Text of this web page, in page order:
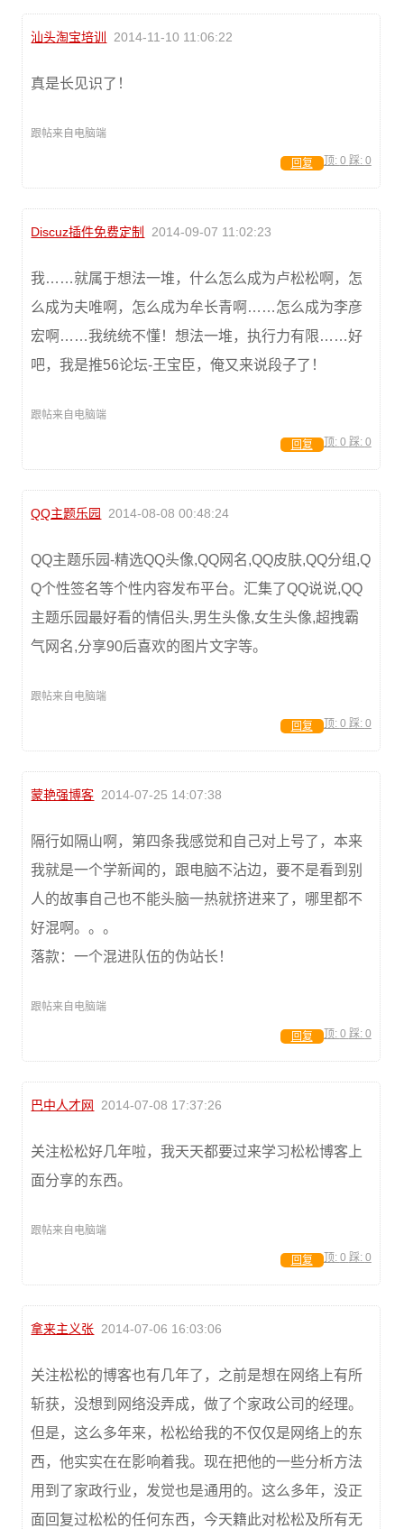
汕头淘宝培训 2014-11-10 11:06:22
真是长见识了！
跟帖来自电脑端
顶: 0 踩: 0
回复
Discuz插件免费定制 2014-09-07 11:02:23
我……就属于想法一堆，什么怎么成为卢松松啊，怎
么成为夫唯啊，怎么成为牟长青啊……怎么成为李彦
宏啊……我统统不懂！想法一堆，执行力有限……好
吧，我是推56论坛-王宝臣，俺又来说段子了！
跟帖来自电脑端
顶: 0 踩: 0
回复
QQ主题乐园 2014-08-08 00:48:24
QQ主题乐园-精选QQ头像,QQ网名,QQ皮肤,QQ分组,Q
Q个性签名等个性内容发布平台。汇集了QQ说说,QQ
主题乐园最好看的情侣头,男生头像,女生头像,超拽霸
气网名,分享90后喜欢的图片文字等。
跟帖来自电脑端
顶: 0 踩: 0
回复
蒙艳强博客 2014-07-25 14:07:38
隔行如隔山啊，第四条我感觉和自己对上号了，本来
我就是一个学新闻的，跟电脑不沾边，要不是看到别
人的故事自己也不能头脑一热就挤进来了，哪里都不
好混啊。。。
落款：一个混进队伍的伪站长！
跟帖来自电脑端
顶: 0 踩: 0
回复
巴中人才网 2014-07-08 17:37:26
关注松松好几年啦，我天天都要过来学习松松博客上
面分享的东西。
跟帖来自电脑端
顶: 0 踩: 0
回复
拿来主义张 2014-07-06 16:03:06
关注松松的博客也有几年了，之前是想在网络上有所
斩获，没想到网络没弄成，做了个家政公司的经理。
但是，这么多年来，松松给我的不仅仅是网络上的东
西，他实实在在影响着我。现在把他的一些分析方法
用到了家政行业，发觉也是通用的。这么多年，没正
面回复过松松的任何东西，今天籍此对松松及所有无